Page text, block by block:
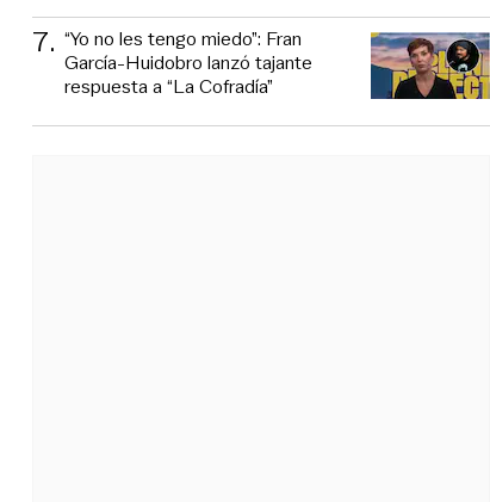
7. “Yo no les tengo miedo”: Fran
García-Huidobro lanzó tajante
respuesta a “La Cofradía”